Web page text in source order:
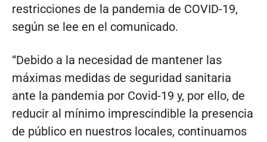
restricciones de la pandemia de COVID-19,
según se lee en el comunicado.
“Debido a la necesidad de mantener las
máximas medidas de seguridad sanitaria
ante la pandemia por Covid-19 y, por ello, de
reducir al mínimo imprescindible la presencia
de público en nuestros locales, continuamos